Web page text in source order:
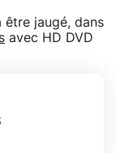
être jaugé, dans
avec HD DVD